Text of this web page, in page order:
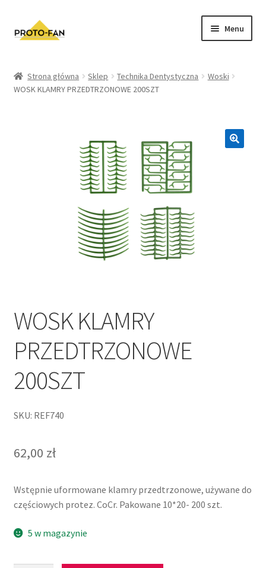
Menu
Kursy Stomatologiczne
Zwroty i Reklamacje
Regulamin sklepu
Polityka prywatności
Strona główna Sklep Technika Dentystyczna
Woski
WOSK KLAMRY PRZEDTRZONOWE 200SZT
WOSK KLAMRY
PRZEDTRZONOWE
200SZT
SKU: REF740
62,00 zł
Wstępnie uformowane klamry przedtrzonowe, używane do
częściowych protez. CoCr. Pakowane 10*20- 200 szt.
5 w magazynie